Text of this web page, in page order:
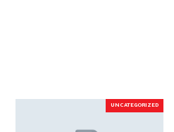
UNCATEGORIZED